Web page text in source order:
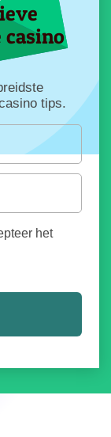
casino
tips.
het